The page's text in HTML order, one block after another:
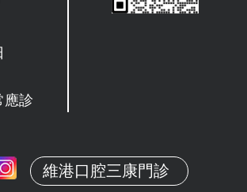
應診
維港口腔三康門診